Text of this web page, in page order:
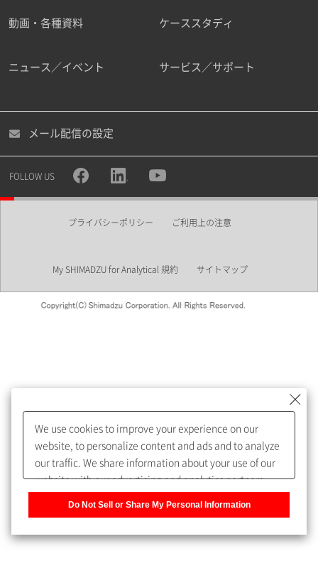
職種
めします。
My SHIMADZU for Analyticalへ登録いただくと、技術情報や
取扱説明書・Webinarなどの閲覧ができます。
うになります。
動画・各種資料 ケーススタディ
ニュース／イベント サービス／サポート
メール配信の設定
FOLLOW US
プライバシーポリシー ご利用上の注意
My SHIMADZU for Analytical 規約 サイトマップ
We use cookies to improve your experience on our
website, to personalize content and ads and to analyze
our traffic. We share information about your use of our
website with our advertising and analytics partners,
Do Not Sell or Share My Personal Information